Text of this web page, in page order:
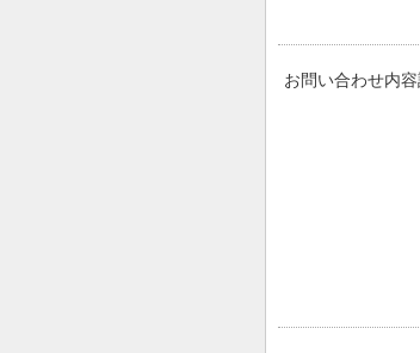
お問い合わせ内